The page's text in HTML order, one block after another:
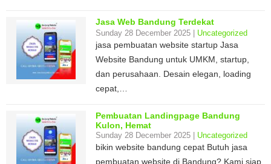
Jasa Web Bandung Terdekat
Sunday 28 December 2025 | Uncategorized
jasa pembuatan website startup Jasa
Website Bandung untuk UMKM, startup,
dan perusahaan. Desain elegan, loading
cepat,…
Pembuatan Landingpage Bandung
Kulon, Hemat
Sunday 28 December 2025 | Uncategorized
bikin website bandung cepat Butuh jasa
pembuatan website di Bandung? Kami siap